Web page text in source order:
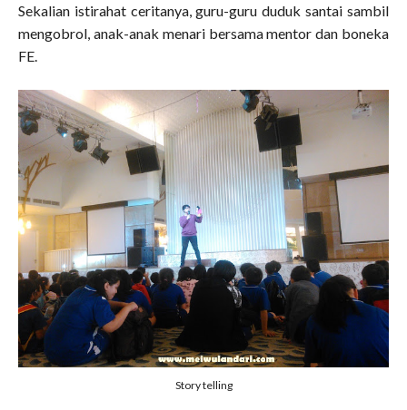
Sekalian istirahat ceritanya, guru-guru duduk santai sambil
mengobrol, anak-anak menari bersama mentor dan boneka
FE.
Story telling